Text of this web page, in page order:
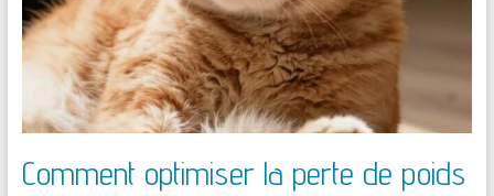
Comment optimiser la perte de poids